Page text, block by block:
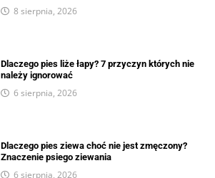
8 sierpnia, 2026
Dlaczego pies liże łapy? 7 przyczyn których nie
należy ignorować
6 sierpnia, 2026
Dlaczego pies ziewa choć nie jest zmęczony?
Znaczenie psiego ziewania
6 sierpnia, 2026